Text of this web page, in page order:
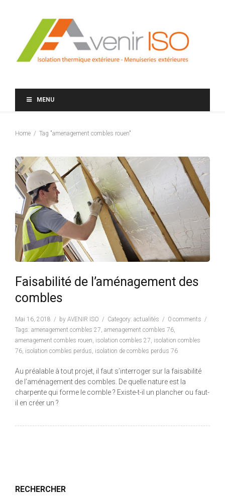
MENU
Home Tag "amenagement combles rouen"
Faisabilité de l’aménagement des
combles
Mai 16, 2018 by AVENIR ISO Category: actualités
0 comments
Tags: amenagement combles 27, amenagement combles 76,
amenagement combles rouen, isolation combles 27, isolation combles
76, isolation combles perdus, isolation de combles perdus 76
Au préalable à tout projet, il faut s’interroger sur la faisabilité
de l’aménagement des combles. De quelle nature est la
charpente qui forme le comble ? Existe-t-il un plancher ou faut-
il en créer un ?
RECHERCHER